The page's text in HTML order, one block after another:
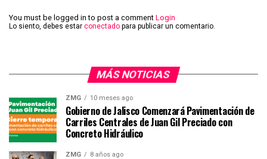
You must be logged in to post a comment Login
Lo siento, debes estar conectado para publicar un comentario.
MÁS NOTICIAS
ZMG 10 meses ago
Gobierno de Jalisco Comenzará Pavimentación de
Carriles Centrales de Juan Gil Preciado con
Concreto Hidráulico
ZMG 8 años ago